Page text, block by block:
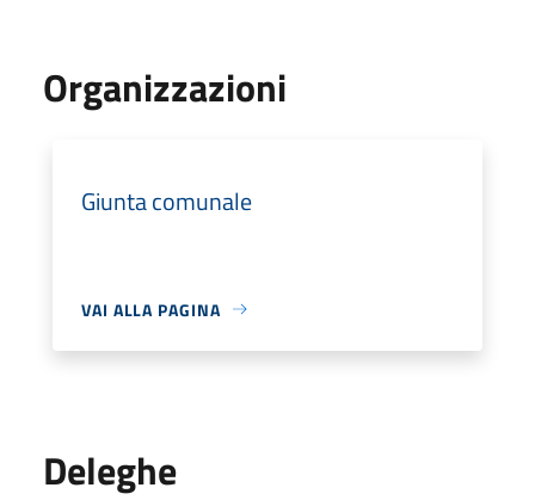
Organizzazioni
Giunta comunale
VAI ALLA PAGINA
Deleghe